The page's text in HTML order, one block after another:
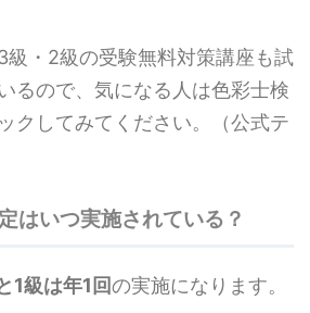
級・2級の受験無料対策講座も試
るので、気になる人は色彩士検
クしてみてください。（公式テ
はいつ実施されている？
1級は年1回の実施になります。